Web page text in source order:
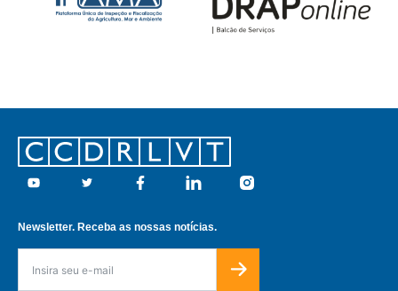
Footer
Youtube Twitter Facebook Linkedin Instagram
Newsletter. Receba as nossas notícias.